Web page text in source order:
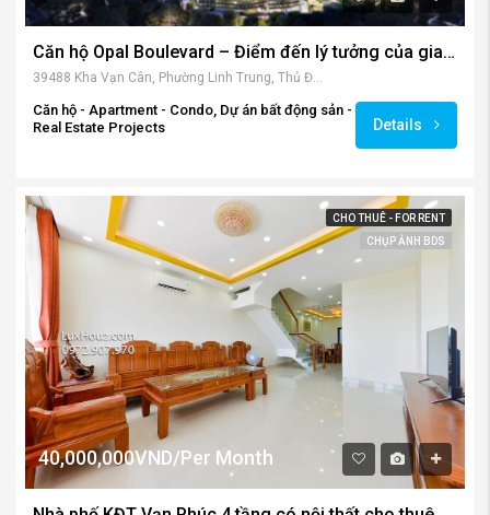
Căn hộ Opal Boulevard – Điểm đến lý tưởng của gia đình hiện đại
39488 Kha Vạn Cân, Phường Linh Trung, Thủ Đức, Hồ Chí Minh, Vietnam
Căn hộ - Apartment - Condo, Dự án bất động sản -
Real Estate Projects
Details
CHO THUÊ - FOR RENT
CHỤP ẢNH BDS
40,000,000VND/Per Month